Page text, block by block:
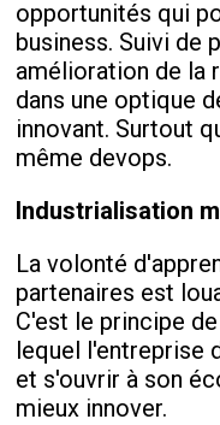
opportunités qui
business. Suivi de
amélioration de la
dans une optique
innovant. Surtout
même devops.
Industrialisation
La volonté
partenaires est
C'est le principe
lequel l'entreprise
et s'ouvrir à son
mieux innover.